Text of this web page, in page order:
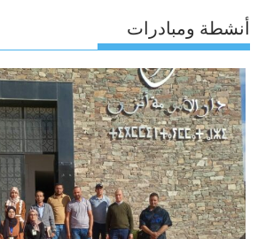
أنشطة ومبادرات